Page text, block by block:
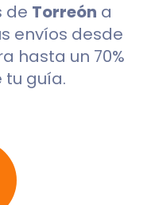
de Torreón a
envíos desde
hasta un 70%
tu guía.